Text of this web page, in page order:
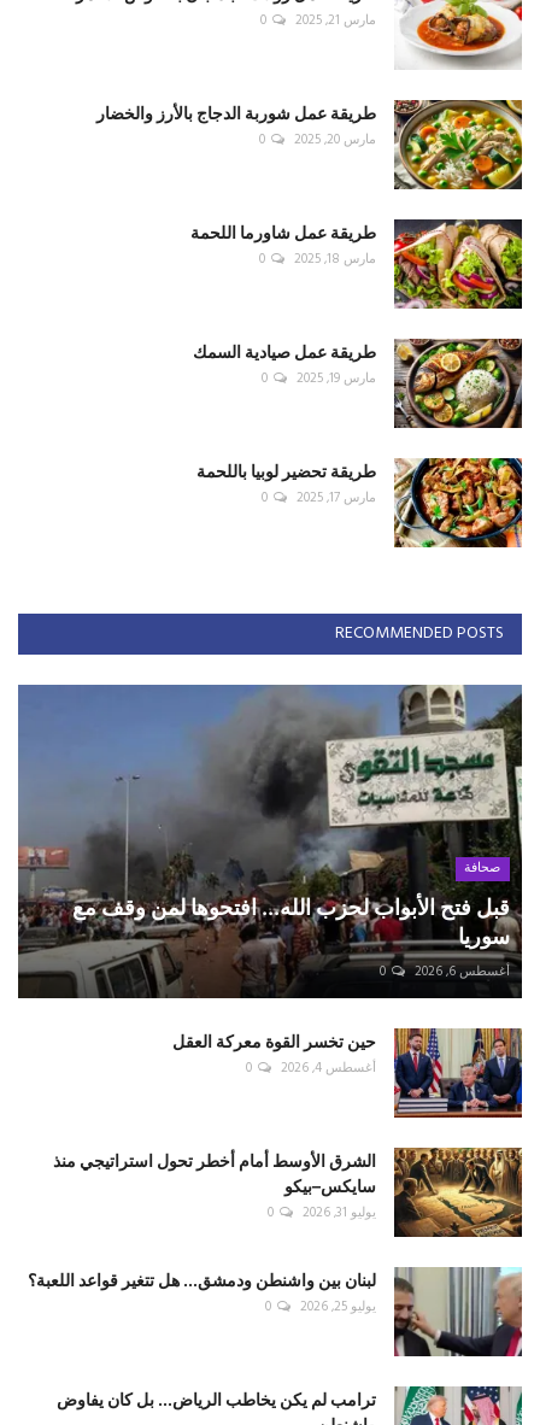
مارس 21, 2025 0
طريقة عمل شوربة الدجاج بالأرز والخضار
مارس 20, 2025 0
طريقة عمل شاورما اللحمة
مارس 18, 2025 0
طريقة عمل صيادية السمك
مارس 19, 2025 0
طريقة تحضير لوبيا باللحمة
مارس 17, 2025 0
RECOMMENDED POSTS
صحافة
قبل فتح الأبواب لحزب الله... افتحوها لمن وقف مع
سوريا
أغسطس 6, 2026 0
حين تخسر القوة معركة العقل
أغسطس 4, 2026 0
الشرق الأوسط أمام أخطر تحول استراتيجي منذ
سايكس–بيكو
يوليو 31, 2026 0
لبنان بين واشنطن ودمشق... هل تتغير قواعد اللعبة؟
يوليو 25, 2026 0
ترامب لم يكن يخاطب الرياض... بل كان يفاوض